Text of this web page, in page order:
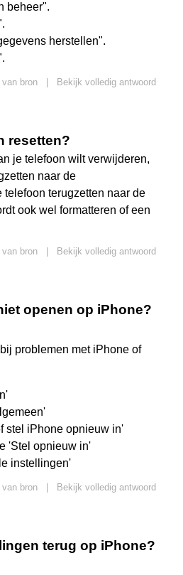
beheer".
herstellen".
bron
Bekijk volledig antwoord
resetten?
je telefoon wilt verwijderen,
naar de
terugzetten naar de
ook wel formatteren of een
bron
Bekijk volledig antwoord
openen op iPhone?
problemen met iPhone of
stel iPhone opnieuw in'
'Stel opnieuw in'
instellingen'
bron
Bekijk volledig antwoord
terug op iPhone?